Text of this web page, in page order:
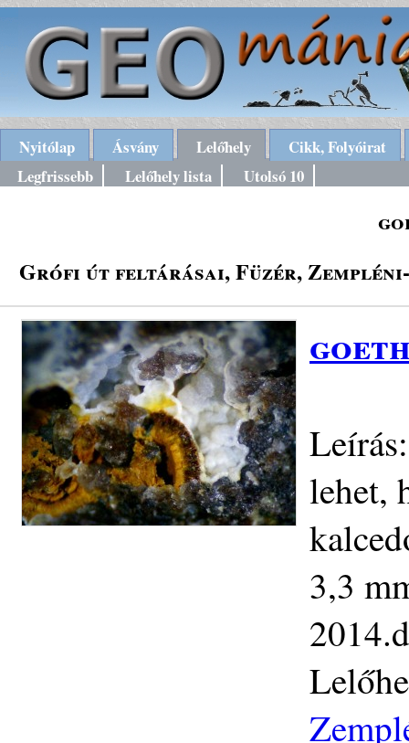
Nyitólap Ásvány Lelőhely
Cikk, Folyóirat
Legfrissebb
Lelőhely lista Utolsó 10
Grófi út feltárásai, Füzér, Zempléni-
lehet,
3,3